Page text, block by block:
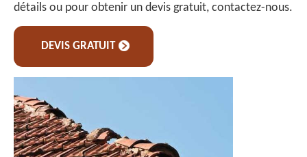
détails ou pour obtenir un devis gratuit, contactez-nous.
DEVIS GRATUIT